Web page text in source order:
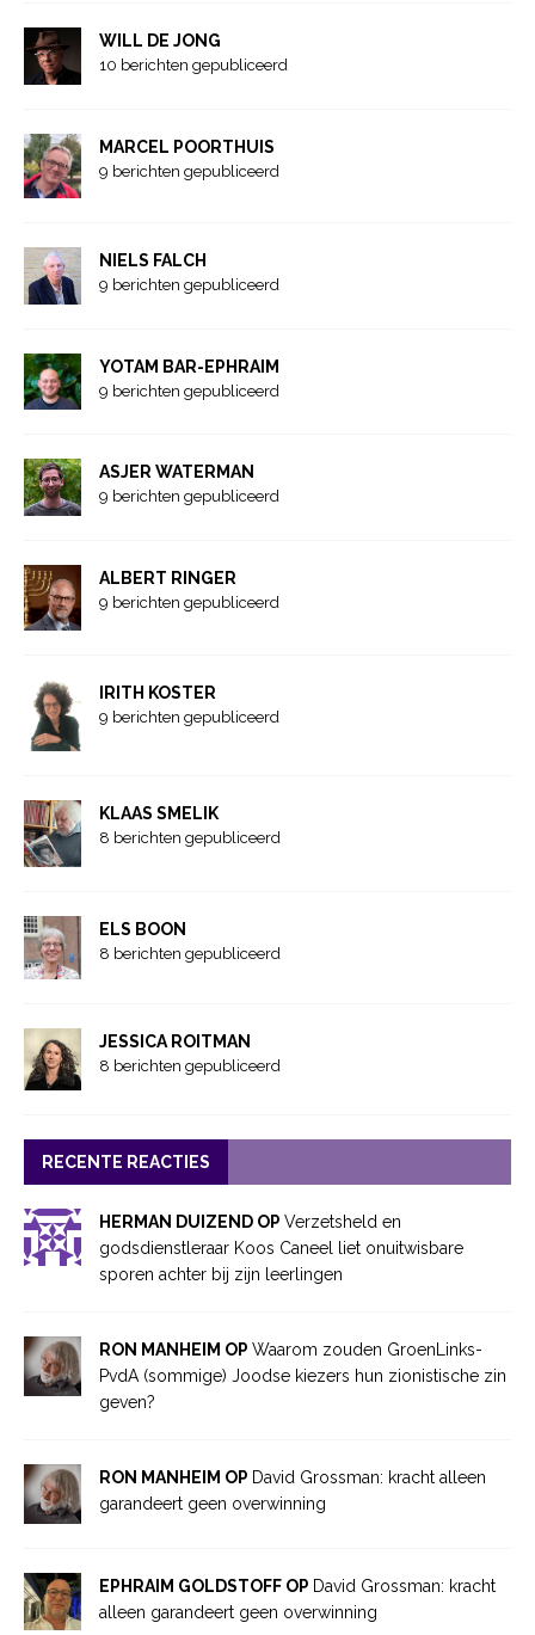
WILL DE JONG
10 berichten gepubliceerd
MARCEL POORTHUIS
9 berichten gepubliceerd
NIELS FALCH
9 berichten gepubliceerd
YOTAM BAR-EPHRAIM
9 berichten gepubliceerd
ASJER WATERMAN
9 berichten gepubliceerd
ALBERT RINGER
9 berichten gepubliceerd
IRITH KOSTER
9 berichten gepubliceerd
KLAAS SMELIK
8 berichten gepubliceerd
ELS BOON
8 berichten gepubliceerd
JESSICA ROITMAN
8 berichten gepubliceerd
RECENTE REACTIES
HERMAN DUIZEND OP Verzetsheld en
godsdienstleraar Koos Caneel liet onuitwisbare
sporen achter bij zijn leerlingen
RON MANHEIM OP Waarom zouden GroenLinks-
PvdA (sommige) Joodse kiezers hun zionistische zin
geven?
RON MANHEIM OP David Grossman: kracht alleen
garandeert geen overwinning
EPHRAIM GOLDSTOFF OP David Grossman: kracht
alleen garandeert geen overwinning